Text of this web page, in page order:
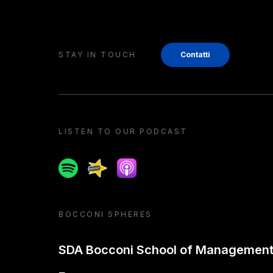
STAY IN TOUCH Contatti
LISTEN TO OUR PODCAST
SpotifySpreakerApple podcast
BOCCONI SPHERES
SDA Bocconi School of Management